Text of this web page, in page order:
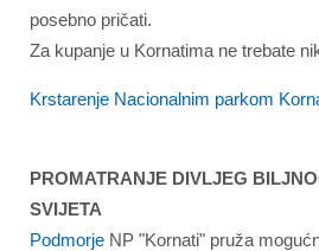
posebno pričati.
Za kupanje u Kornatima ne trebate
Krstarenje Nacionalnim parkom
PROMATRANJE DIVLJEG
SVIJETA
Podmorje NP "Kornati" pruža